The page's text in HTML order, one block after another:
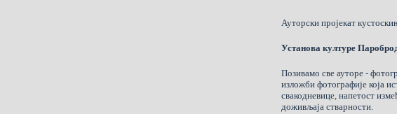
Ауторски пројекат
Установа културе
Позивамо све ауторе -
изложби фотографије која
свакодневице, напетост
доживљаја стварности.